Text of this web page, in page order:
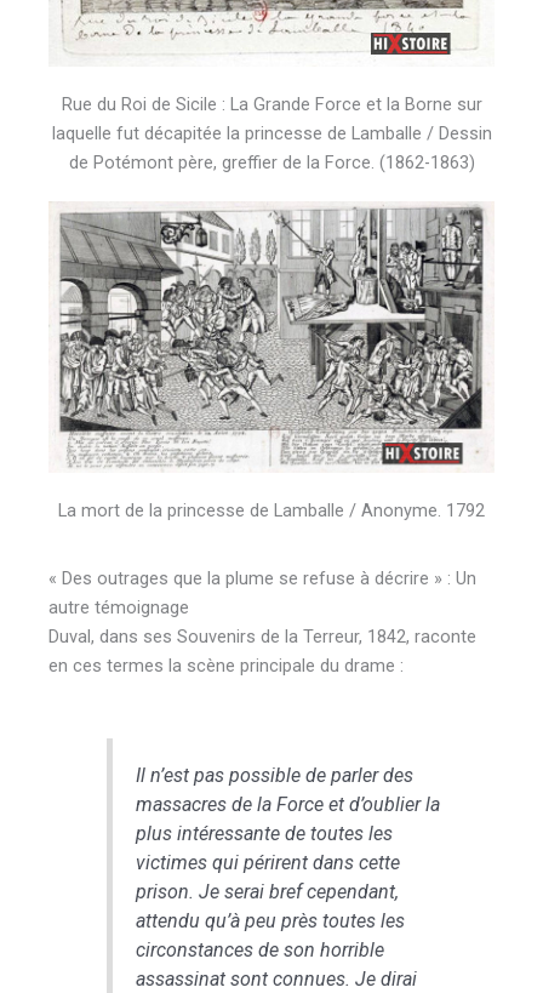
Rue du Roi de Sicile : La Grande Force et la Borne sur
laquelle fut décapitée la princesse de Lamballe / Dessin
de Potémont père, greffier de la Force. (1862-1863)
La mort de la princesse de Lamballe / Anonyme. 1792
« Des outrages que la plume se refuse à décrire » : Un
autre témoignage
Duval, dans ses Souvenirs de la Terreur, 1842, raconte
en ces termes la scène principale du drame :
Il n’est pas possible de parler des
massacres de la Force et d’oublier la
plus intéressante de toutes les
victimes qui périrent dans cette
prison. Je serai bref cependant,
attendu qu’à peu près toutes les
circonstances de son horrible
assassinat sont connues. Je dirai